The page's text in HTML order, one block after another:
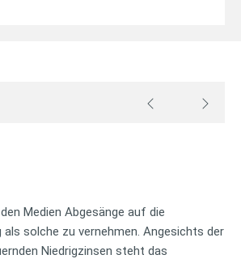
Medien Abgesänge auf die
als solche zu vernehmen. Angesichts der
Niedrigzinsen steht das